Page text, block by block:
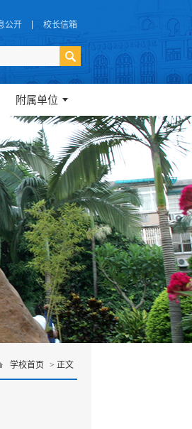
公开 校长信箱
附属单位
学校首页 > 正文